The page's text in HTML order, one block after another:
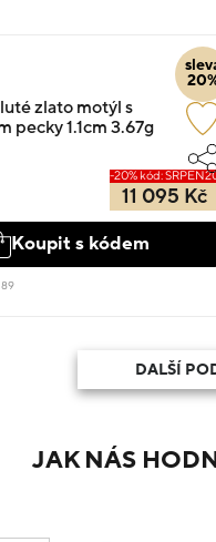
zlato motýl s
pecky 1.1cm 3.67g
-20% kód:
11 095 Kč
Koupit s kódem
DALŠÍ
JAK NÁS